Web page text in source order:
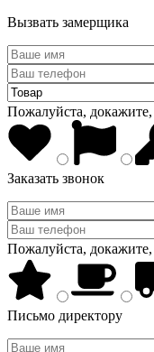
Вызвать замерщика
Пожалуйста,
Заказать звонок
Пожалуйста,
Письмо директору